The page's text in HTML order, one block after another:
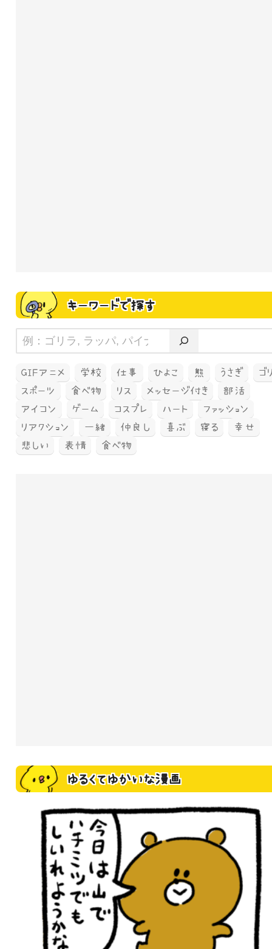
キーワードで探す
GIFアニメ 学校 仕事 ひよこ 熊 うさぎ
ゴ
スポーツ
食べ物 リス メッセージ付き
部活
アイコン
ゲーム コスプレ ハート
ファッション
リアクション
一緒 仲良し 喜ぶ 寝る
幸せ
悲しい
表情 食べ物
ゆるくてゆかいな漫画